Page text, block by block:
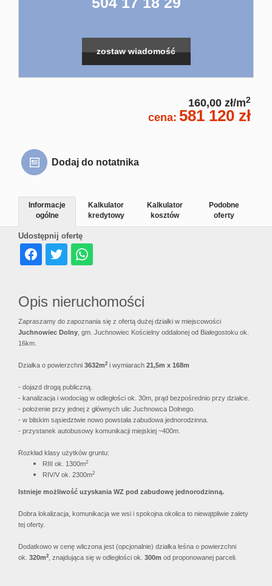
Kim
Dorota
zostaw wiadomość
160,00 zł/m2
cena: 581 120 zł
Dodaj do notatnika
Udostępnij ofertę
Informacje
ogólne
Kalkulator
kredytowy
Kalkulator
kosztów
Podobne
oferty
Opis nieruchomości
Zapraszamy do zapoznania się z ofertą dużej działki w miejscowości
Juchnowiec Dolny, gm. Juchnowiec Kościelny oddalonej od Białegostoku ok.
16km.
Działka o powierzchni 3632m2 i wymiarach 21,5m x 168m
- dojazd drogą publiczną.
- kanalizacja i wodociąg w odległości ok. 30m, prąd bezpośrednio przy działce.
- położenie przy jednej z głównych ulic Juchnowca Dolnego.
- w bliskim sąsiedztwie nowo powstała zabudowa jednorodzinna.
- przystanek autobusowy komunikacji miejskiej ~400m.
Rozkład klasy użytków gruntu:
RIII ok. 1300m2
RIV/V ok. 2300m2
Istnieje możliwość uzyskania WZ pod zabudowę jednorodzinną.
Dobra lokalizacja, komunikacja we wsi i spokojna okolica to niewątpliwie zalety
tej oferty.
Dodatkowo w cenę wliczona jest (opcjonalnie) działka leśna o powierzchni
ok. 320m2, znajdująca się w odległości ok. 300m od proponowanej parceli.